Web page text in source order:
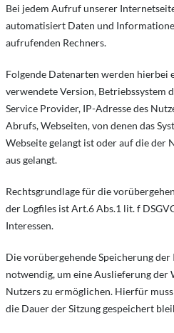
Bei jedem Aufruf unserer
automatisiert Daten und
aufrufenden Rechners.
Folgende Datenarten werden hierbei
verwendete Version, Betriebssystem
Service Provider, IP-Adresse des
Abrufs, Webseiten, von denen das
Webseite gelangt ist oder auf die der
aus gelangt.
Rechtsgrundlage für die
der Logfiles ist Art.6 Abs.1 lit. f
Interessen.
Die vorübergehende Speicherung
notwendig, um eine Auslieferung der
Nutzers zu ermöglichen. Hierfür
die Dauer der Sitzung gespeichert